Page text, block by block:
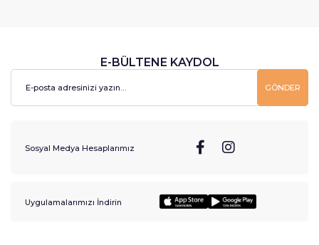
E-BÜLTENE KAYDOL
GÖNDER
Sosyal Medya Hesaplarımız
Uygulamalarımızı İndirin